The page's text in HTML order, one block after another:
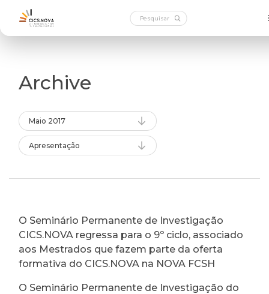
Archive
Maio 2017
Apresentação
O Seminário Permanente de Investigação
CICS.NOVA regressa para o 9º ciclo, associado
aos Mestrados que fazem parte da oferta
formativa do CICS.NOVA na NOVA FCSH
O Seminário Permanente de Investigação do